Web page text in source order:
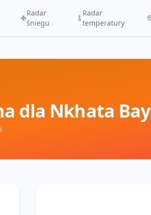
Radar
śniegu
Radar
temperatury
dla Nkhata Bay